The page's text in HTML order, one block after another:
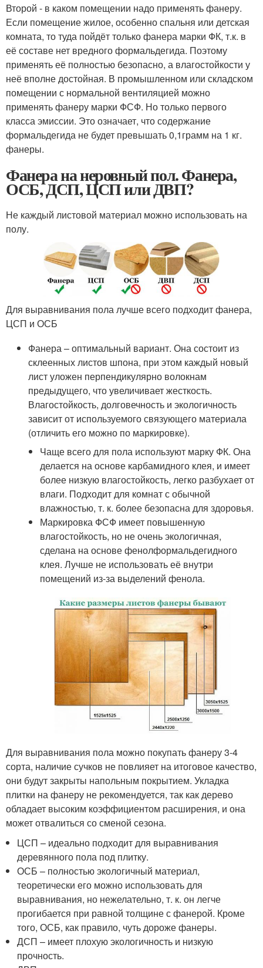
Второй - в каком помещении надо применять фанеру.
Если помещение жилое, особенно спальня или детская
комната, то туда пойдёт только фанера марки ФК, т.к. в
её составе нет вредного формальдегида. Поэтому
применять её полностью безопасно, а влагостойкости у
неё вполне достойная. В промышленном или складском
помещении с нормальной вентиляцией можно
применять фанеру марки ФСФ. Но только первого
класса эмиссии. Это означает, что содержание
формальдегида не будет превышать 0,1грамм на 1 кг.
фанеры.
Фанера на неровный пол. Фанера,
ОСБ, ДСП, ЦСП или ДВП?
Не каждый листовой материал можно использовать на
полу.
Для выравнивания пола лучше всего подходит фанера,
ЦСП и ОСБ
Фанера – оптимальный вариант. Она состоит из
склеенных листов шпона, при этом каждый новый
лист уложен перпендикулярно волокнам
предыдущего, что увеличивает жесткость.
Влагостойкость, долговечность и экологичность
зависит от используемого связующего материала
(отличить его можно по маркировке).
Чаще всего для пола используют марку ФК. Она
делается на основе карбамидного клея, и имеет
более низкую влагостойкость, легко разбухает от
влаги. Подходит для комнат с обычной
влажностью, т. к. более безопасна для здоровья.
Маркировка ФСФ имеет повышенную
влагостойкость, но не очень экологичная,
сделана на основе фенолформальдегидного
клея. Лучше не использовать её внутри
помещений из-за выделений фенола.
Для выравнивания пола можно покупать фанеру 3-4
сорта, наличие сучков не повлияет на итоговое качество,
они будут закрыты напольным покрытием. Укладка
плитки на фанеру не рекомендуется, так как дерево
обладает высоким коэффициентом расширения, и она
может отвалиться со сменой сезона.
ЦСП – идеально подходит для выравнивания
деревянного пола под плитку.
ОСБ – полностью экологичный материал,
теоретически его можно использовать для
выравнивания, но нежелательно, т. к. он легче
прогибается при равной толщине с фанерой. Кроме
того, ОСБ, как правило, чуть дороже фанеры.
ДСП – имеет плохую экологичность и низкую
прочность.